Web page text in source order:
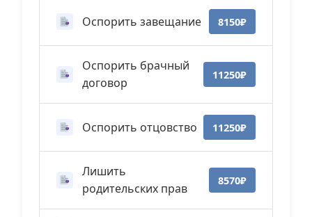
Оспорить завещание 8150₽
Оспорить брачный
договор
11250₽
Оспорить отцовство 11250₽
Лишить
родительских прав
8570₽